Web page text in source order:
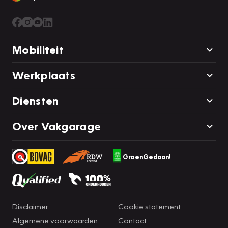
Mobiliteit
Werkplaats
Diensten
Over Vakgarage
GroenGedaan!
Disclaimer
Algemene voorwaarden
Cookie statement
Contact